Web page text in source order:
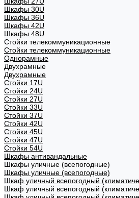
Шкафы 30U
Шкафы 36U
Шкафы 42U
Шкафы 48U
Стойки телекоммуникационные
Стойки телекоммуникационные
Однорамные
Двухрамные
Двухрамные
Стойки 17U
Стойки 24U
Стойки 27U
Стойки 33U
Стойки 37U
Стойки 42U
Стойки 45U
Стойки 47U
Стойки 54U
Шкафы антивандальные
Шкафы уличные (всепогодные)
Шкафы уличные (всепогодные)
Шкаф уличный всепогодный
Шкаф уличный всепогодный